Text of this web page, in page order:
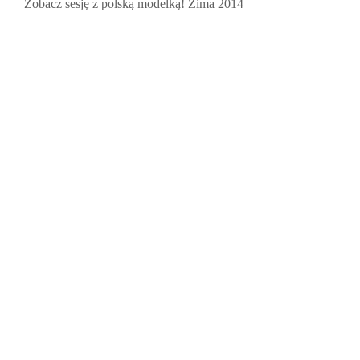
Zobacz sesję z polską modelką! Zima 2014